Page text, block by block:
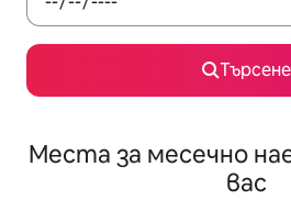
Търсене
Места за месечно
вас